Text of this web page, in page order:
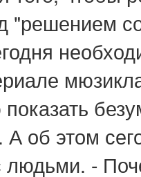
"решением
А об этом
людьми. -